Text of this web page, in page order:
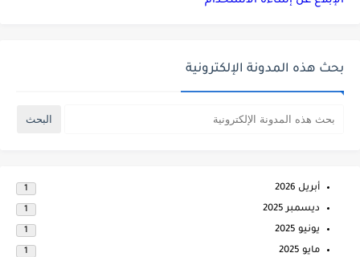
بحث هذه المدونة الإلكترونية
أبريل 2026 1
ديسمبر 2025 1
يونيو 2025 1
مايو 2025 1